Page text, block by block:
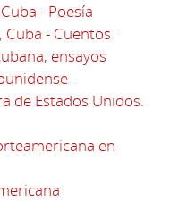
- Poesía
- Cuentos
ensayos
de Estados Unidos.
en